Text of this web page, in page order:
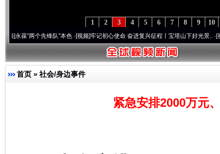
10
9
8
7
6
5
4
3
2
1
个先锋队”本色·[视频]牢记初心使命 奋进复兴征程丨宝塔山下好光景..·[视频]因党
首页 » 社会/身边事件
紧急安排2000万元